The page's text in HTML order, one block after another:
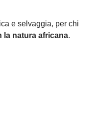
e selvaggia, per chi
natura africana.